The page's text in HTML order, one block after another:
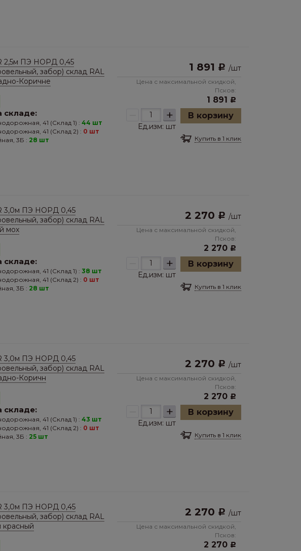
2,5м ПЭ НОРД 0,45
забор) склад RAL
Коричне
складе:
41 (Склад 1) : 44 шт
41 (Склад 2) : 0 шт
3Б : 28 шт
1 891 Р /шт
Цена с максимальной скидкой,
Псков:
1 891 Р
+
Ед.изм: шт
В корзину
Купить в 1 клик
3,0м ПЭ НОРД 0,45
забор) склад RAL
мох
складе:
41 (Склад 1) : 38 шт
41 (Склад 2) : 0 шт
3Б : 28 шт
2 270 Р /шт
Цена с максимальной скидкой,
Псков:
2 270 Р
+
Ед.изм: шт
В корзину
Купить в 1 клик
3,0м ПЭ НОРД 0,45
забор) склад RAL
Коричн
складе:
41 (Склад 1) : 43 шт
41 (Склад 2) : 0 шт
3Б : 25 шт
2 270 Р /шт
Цена с максимальной скидкой,
Псков:
2 270 Р
+
Ед.изм: шт
В корзину
Купить в 1 клик
3,0м ПЭ НОРД 0,45
забор) склад RAL
2 270 Р /шт
Цена с максимальной скидкой,
Псков:
2 270 Р